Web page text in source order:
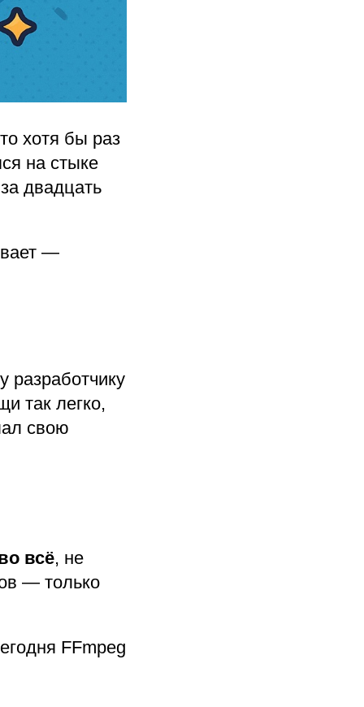
хотя бы раз
на стыке
двадцать
—
разработчику
так легко,
свою
всё, не
— только
FFmpeg